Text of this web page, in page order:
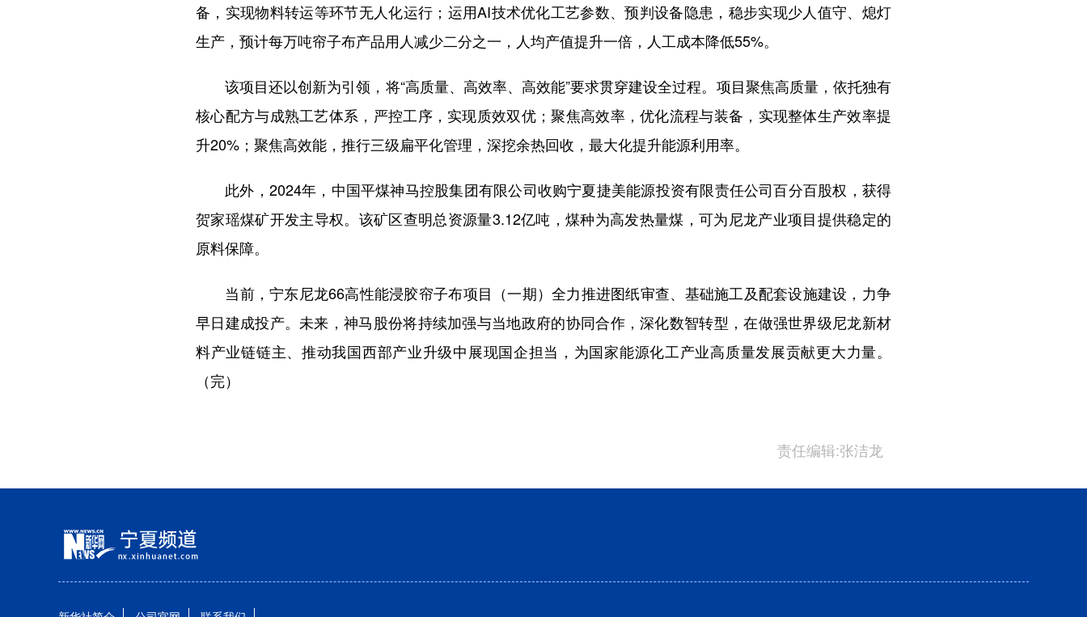
备，实现物料转运等环节无人化运行；运用AI技术优化工艺参数、预判设备隐患，稳步实现少人值守、熄灯
生产，预计每万吨帘子布产品用人减少二分之一，人均产值提升一倍，人工成本降低55%。
该项目还以创新为引领，将“高质量、高效率、高效能”要求贯穿建设全过程。项目聚焦高质量，依托独有
核心配方与成熟工艺体系，严控工序，实现质效双优；聚焦高效率，优化流程与装备，实现整体生产效率提
升20%；聚焦高效能，推行三级扁平化管理，深挖余热回收，最大化提升能源利用率。
此外，2024年，中国平煤神马控股集团有限公司收购宁夏捷美能源投资有限责任公司百分百股权，获得
贺家瑶煤矿开发主导权。该矿区查明总资源量3.12亿吨，煤种为高发热量煤，可为尼龙产业项目提供稳定的
原料保障。
当前，宁东尼龙66高性能浸胶帘子布项目（一期）全力推进图纸审查、基础施工及配套设施建设，力争
早日建成投产。未来，神马股份将持续加强与当地政府的协同合作，深化数智转型，在做强世界级尼龙新材
料产业链链主、推动我国西部产业升级中展现国企担当，为国家能源化工产业高质量发展贡献更大力量。
（完）
责任编辑:张洁龙